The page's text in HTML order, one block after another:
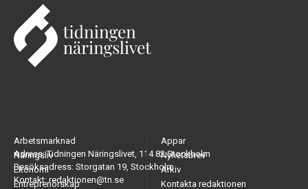
Adress: Tidningen Näringslivet, 114 82 Stockholm
Besöksadress: Storgatan 19, Stockholm
Kontakt: redaktionen@tn.se
Arbetsmarknad
Näringsliv
Ekonomi
Entreprenörskap
Appar
Nyhetsbrev
Arkiv
Kontakta redaktionen